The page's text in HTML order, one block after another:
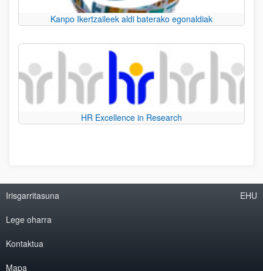
Kanpo Ikertzaileek aldi baterako egonaldiak
HR Excellence in Research
Irisgarritasuna
Lege oharra
Kontaktua
Mapa
EHU